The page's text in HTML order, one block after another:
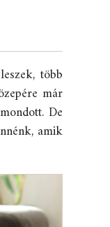
több
már
De
amik